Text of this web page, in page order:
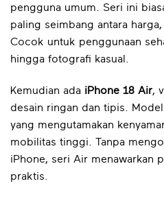
pengguna umum. Seri ini
paling seimbang antara
Cocok untuk penggunaan
hingga fotografi kasual.
Kemudian ada iPhone 18 Air,
desain ringan dan tipis.
yang mengutamakan
mobilitas tinggi. Tanpa
iPhone, seri Air menawarkan
praktis.